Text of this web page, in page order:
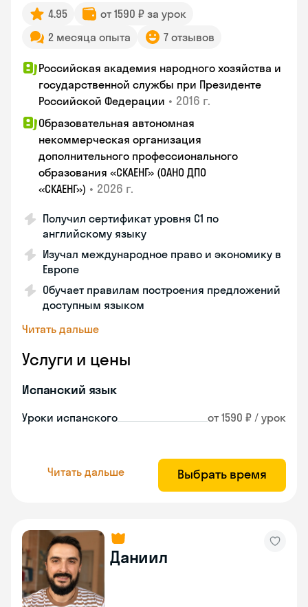
4.95
от 1590 ₽ за урок
2 месяца опыта
7 отзывов
Российская академия народного хозяйства и
государственной службы при Президенте
Российской Федерации • 2016 г.
Образовательная автономная
некоммерческая организация
дополнительного профессионального
образования «СКАЕНГ» (ОАНО ДПО
«СКАЕНГ») • 2026 г.
Получил сертификат уровня С1 по
английскому языку
Изучал международное право и экономику в
Европе
Обучает правилам построения предложений
доступным языком
Читать дальше
Услуги и цены
Испанский язык
Уроки испанского от 1590 ₽ / урок
Читать дальше Выбрать время
Даниил